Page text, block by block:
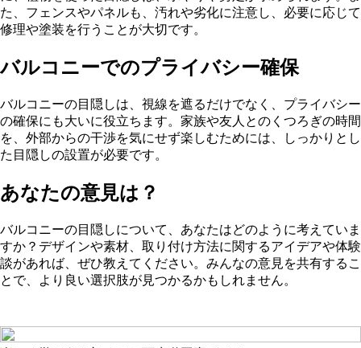
た、フェンスやパネルも、汚れや劣化に注意し、必要に応じて
修理や塗装を行うことが大切です。
バルコニーでのプライバシー確保
バルコニーの目隠しは、視線を遮るだけでなく、プライバシー
の確保にも大いに役立ちます。家族や友人とのくつろぎの時間
を、外部からの干渉を気にせず楽しむためには、しっかりとし
た目隠しの設置が必要です。
あなたの意見は？
バルコニーの目隠しについて、あなたはどのように考えていま
すか？デザインや素材、取り付け方法に関するアイデアや体験
談があれば、ぜひ教えてください。みんなの意見を共有するこ
とで、より良い選択肢が見つかるかもしれません。